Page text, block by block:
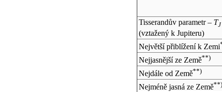
Tisserandův parametr – TJ
(vztažený k Jupiteru)
Největší přiblížení k Zemi
Nejjasnější ze Země**)
Nejdále od Země**)
Nejméně jasná ze Země**)